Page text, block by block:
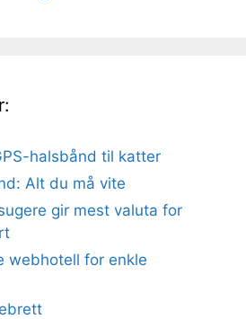
halsbånd til katter
Alt du må vite
gir mest valuta for
webhotell for enkle